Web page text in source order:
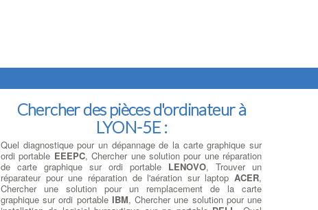
Chercher des pièces d'ordinateur à
LYON-5E :
Quel diagnostique pour un dépannage de la carte graphique sur
ordi portable EEEPC, Chercher une solution pour une réparation
de carte graphique sur ordi portable LENOVO, Trouver un
réparateur pour une réparation de l'aération sur laptop ACER,
Chercher une solution pour un remplacement de la carte
graphique sur ordi portable IBM, Chercher une solution pour une